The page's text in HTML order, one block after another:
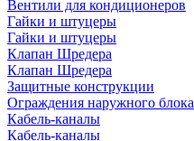
Вентили для кондиционеров
Гайки и штуцеры
Гайки и штуцеры
Клапан Шредера
Клапан Шредера
Защитные конструкции
Ограждения наружного блока
Кабель-каналы
Кабель-каналы